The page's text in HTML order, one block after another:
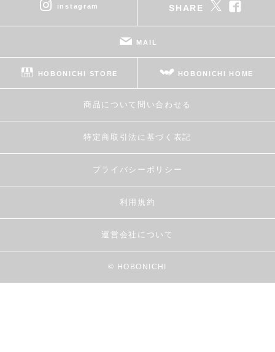
instagram SHARE
MAIL
HOBONICHI STORE HOBONICHI HOME
商品について問い合わせる
特定商取引法に基づく表記
プライバシーポリシー
利用規約
運営会社について
© HOBONICHI